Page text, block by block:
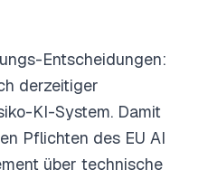
Entscheidungen:
derzeitiger
KI-System. Damit
Pflichten des EU AI
über technische